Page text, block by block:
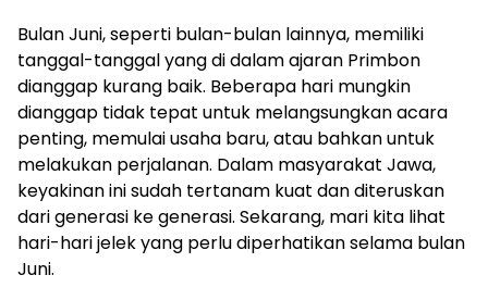
Bulan Juni, seperti bulan-bulan lainnya, memiliki
tanggal-tanggal yang di dalam ajaran Primbon
dianggap kurang baik. Beberapa hari mungkin
dianggap tidak tepat untuk melangsungkan acara
penting, memulai usaha baru, atau bahkan untuk
melakukan perjalanan. Dalam masyarakat Jawa,
keyakinan ini sudah tertanam kuat dan diteruskan
dari generasi ke generasi. Sekarang, mari kita lihat
hari-hari jelek yang perlu diperhatikan selama bulan
Juni.